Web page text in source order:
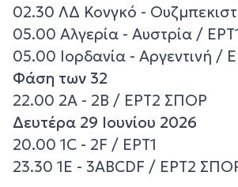
02.30 ΛΔ Κονγκό -
05.00 Αλγερία - Αυστρία /
05.00 Ιορδανία - Αργεντινή /
Φάση των 32
22.00 2Α - 2Β / ΕΡΤ2 ΣΠΟΡ
Δευτέρα 29 Ιουνίου 2026
20.00 1C - 2F / ΕΡΤ1
23.30 1E - 3ABCDF / ΕΡΤ2